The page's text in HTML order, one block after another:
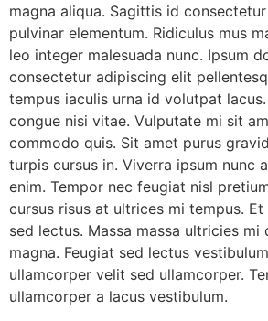
magna aliqua. Sagittis id
pulvinar elementum. Ridiculus mus
leo integer malesuada nunc. Ipsum
consectetur adipiscing elit
tempus iaculis urna id volutpat
congue nisi vitae. Vulputate mi sit
commodo quis. Sit amet purus
turpis cursus in. Viverra ipsum nunc
enim. Tempor nec feugiat nisl
cursus risus at ultrices mi tempus.
sed lectus. Massa massa ultricies
magna. Feugiat sed lectus
ullamcorper velit sed ullamcorper.
ullamcorper a lacus vestibulum.